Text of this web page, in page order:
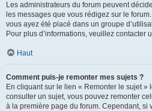
Les administrateurs du forum peuvent
les messages que vous rédigez sur le
vous ayez été placé dans un groupe
Pour plus d’informations, veuillez contacter
Haut
Comment puis-je remonter mes sujets ?
En cliquant sur le lien « Remonter le sujet »
consulter un sujet, vous pouvez remonter
à la première page du forum. Cependant, si